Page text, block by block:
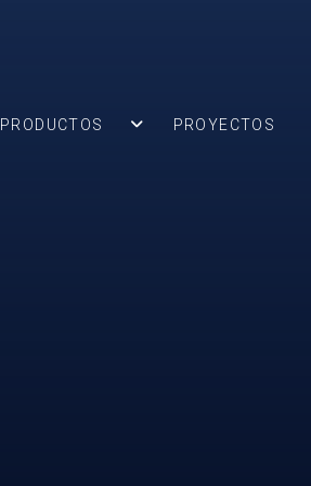
PRODUCTOS PROYECTOS